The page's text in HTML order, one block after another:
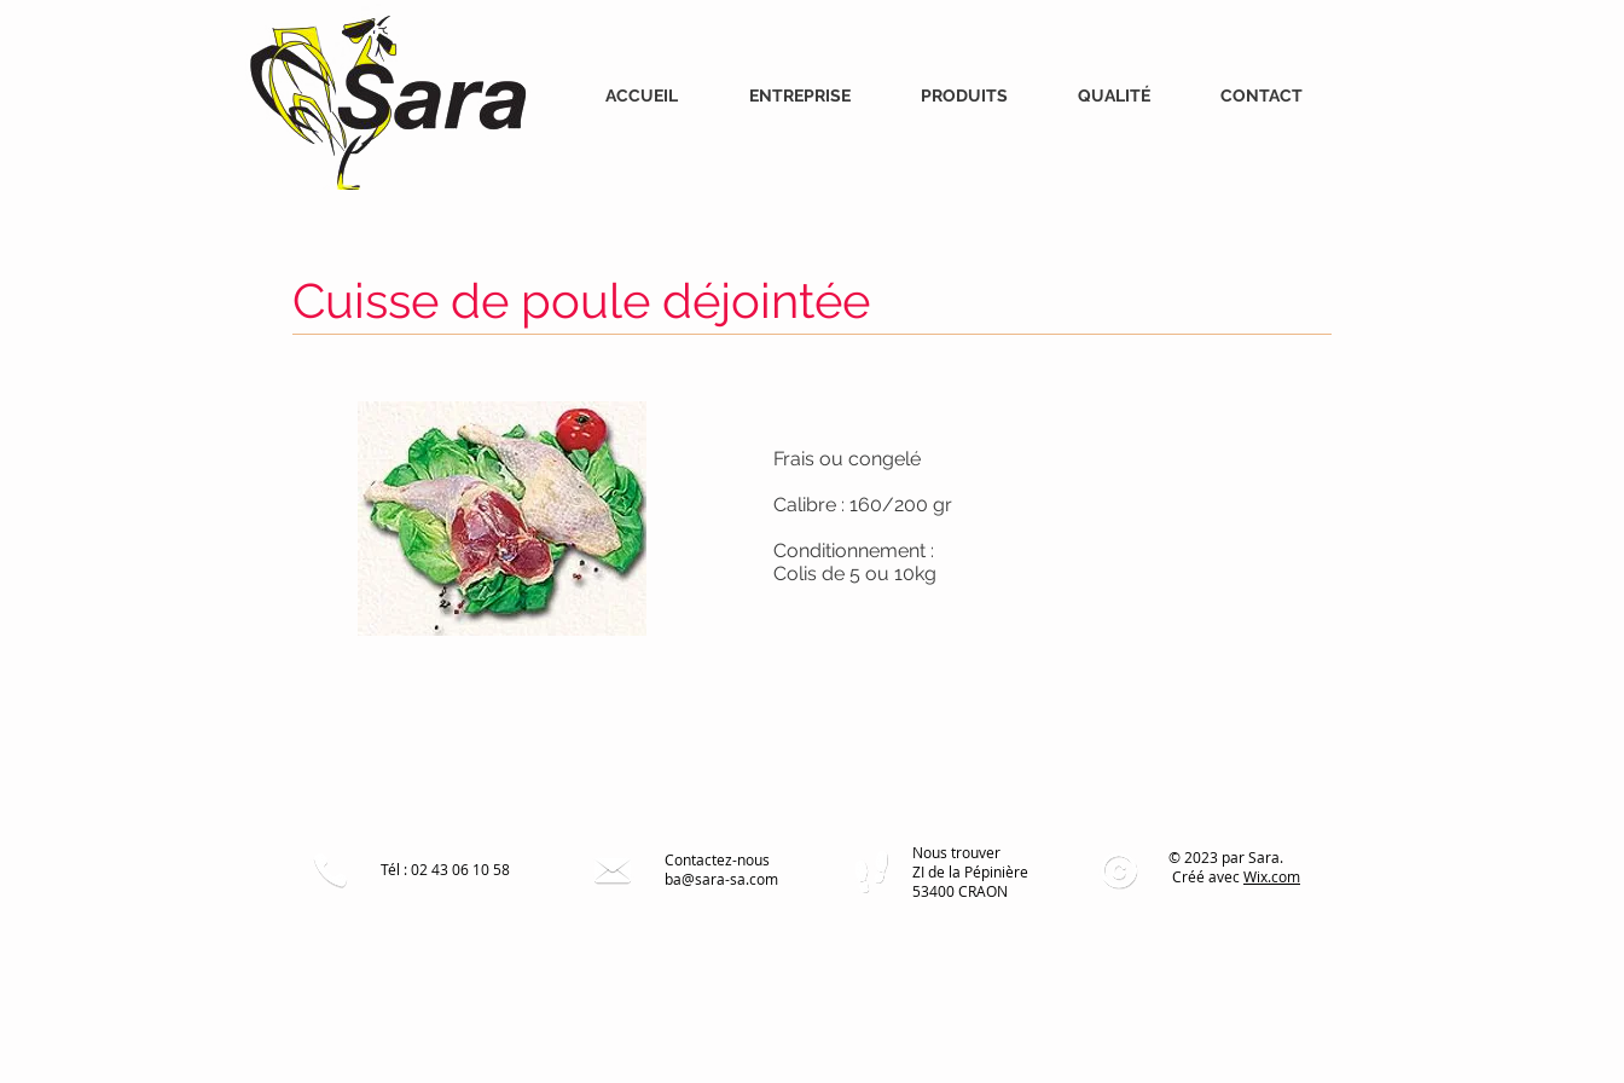
ACCUEIL ENTREPRISE PRODUITS QUALITÉ CONTACT
Cuisse de poule déjointée
Frais ou congelé
Calibre : 160/200 gr
Conditionnement :
Colis de 5 ou 10kg
Tél : 02 43 06 10 58
Contactez-nous
ba@sara-sa.com
Nous trouver
ZI de la Pépinière
53400 CRAON
© 2023 par Sara.
Créé avecWix.com